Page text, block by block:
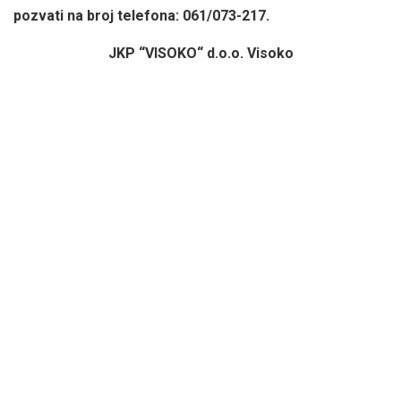
pozvati na broj telefona: 061/073-217.
JKP “VISOKO“ d.o.o. Visoko